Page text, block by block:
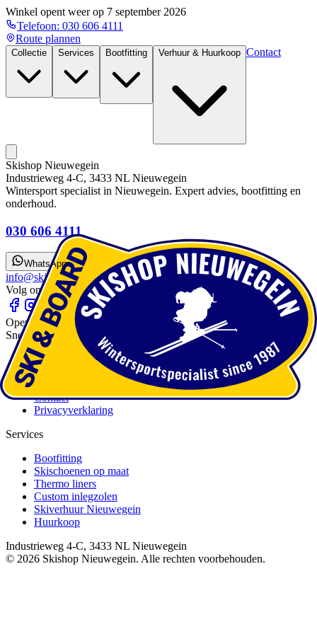
Winkel opent weer op 7 september 2026
Telefoon: 030 606 4111
Route plannen
Collectie Services Bootfitting Verhuur & Huurkoop Contact
Skishop Nieuwegein
Industrieweg 4-C, 3433 NL Nieuwegein
Wintersport specialist in Nieuwegein. Expert advies, bootfitting en
onderhoud.
030 606 4111
WhatsApp
info@skishopnieuwegein.nl
Volg ons
Openingstijden
Snelle Links
Over ons
Services
Afspraak maken
Contact
Privacyverklaring
Services
Bootfitting
Skischoenen op maat
Thermo liners
Custom inlegzolen
Skiverhuur Nieuwegein
Huurkoop
Industrieweg 4-C, 3433 NL Nieuwegein
© 2026 Skishop Nieuwegein. Alle rechten voorbehouden.